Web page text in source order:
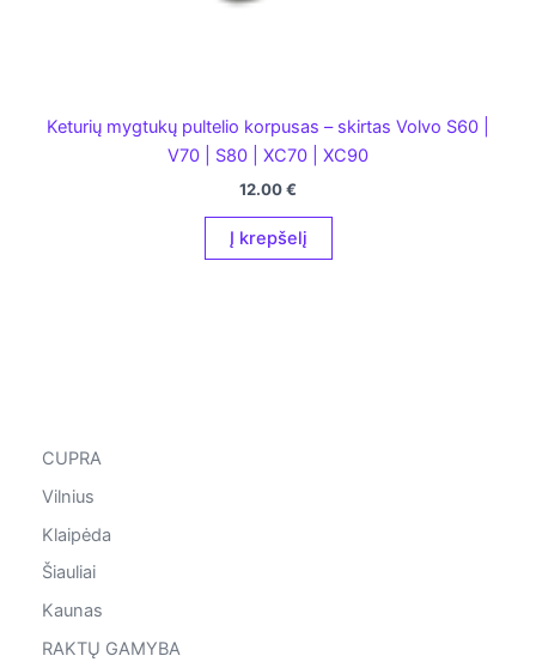
CUPRA
Vilnius
Klaipėda
Šiauliai
Kaunas
RAKTŲ GAMYBA
Keturių mygtukų pultelio korpusas – skirtas Volvo S60 |
V70 | S80 | XC70 | XC90
12.00€
Į krepšelį